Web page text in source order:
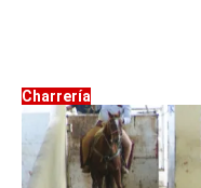
Charrería